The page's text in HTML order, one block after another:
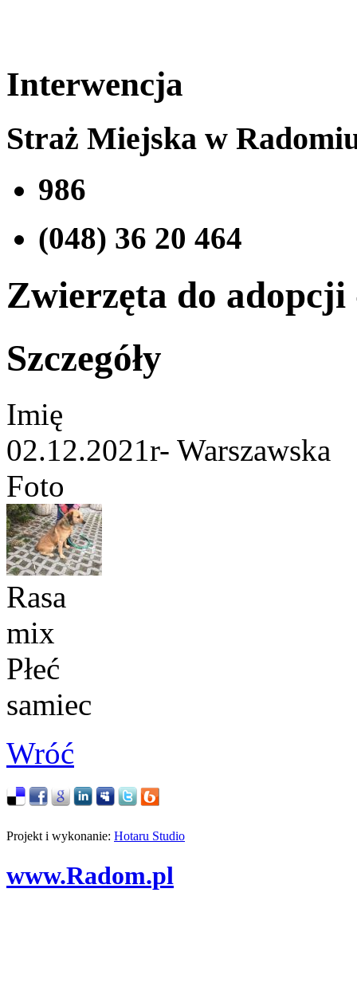
Interwencja
Straż Miejska w
986
(048) 36 20 464
Zwierzęta do adopcji
Szczegóły
Imię
02.12.2021r- Warszawska
Foto
Rasa
mix
Płeć
samiec
Wróć
Projekt i wykonanie: Hotaru Studio
www.Radom.pl